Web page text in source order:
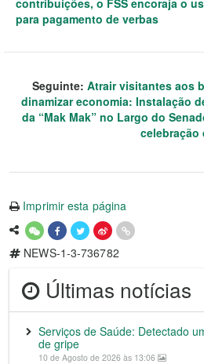
contribuições, o FSS encoraja o
para pagamento de verbas
Seguinte: Atrair visitantes aos
dinamizar economia: Instalação
da “Mak Mak” no Largo do
celebração
Imprimir esta página
NEWS-1-3-736782
Últimas notícias
Serviços de Saúde: Detectado
de gripe
10 de Agosto de 2026 às 13:06